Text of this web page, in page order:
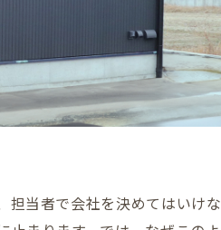
担当者で会社を決めてはいけな